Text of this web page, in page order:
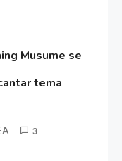
Musume se
tema
3